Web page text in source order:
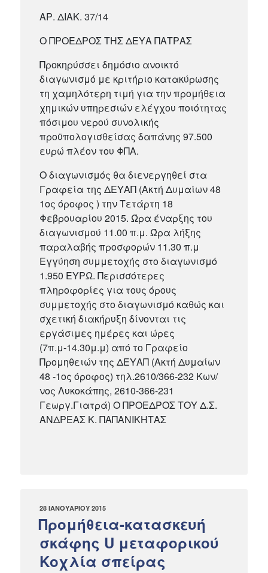
ΑΡ. ΔΙΑΚ. 37/14
Ο ΠΡΟΕΔΡΟΣ ΤΗΣ ΔΕΥΑ ΠΑΤΡΑΣ
Προκηρύσσει δημόσιο ανοικτό
διαγωνισμό με κριτήριο κατακύρωσης
τη χαμηλότερη τιμή για την προμήθεια
χημικών υπηρεσιών ελέγχου ποιότητας
πόσιμου νερού συνολικής
προϋπολογισθείσας δαπάνης 97.500
ευρώ πλέον του ΦΠΑ.
Ο διαγωνισμός θα διενεργηθεί στα
Γραφεία της ΔΕΥΑΠ (Ακτή Δυμαίων 48
1ος όροφος ) την Τετάρτη 18
Φεβρουαρίου 2015. Ώρα έναρξης του
διαγωνισμού 11.00 π.μ. Ώρα λήξης
παραλαβής προσφορών 11.30 π.μ
Εγγύηση συμμετοχής στο διαγωνισμό
1.950 ΕΥΡΩ. Περισσότερες
πληροφορίες για τους όρους
συμμετοχής στο διαγωνισμό καθώς και
σχετική διακήρυξη δίνονται τις
εργάσιμες ημέρες και ώρες
(7π.μ-14.30μ.μ) από το Γραφείο
Προμηθειών της ΔΕΥΑΠ (Ακτή Δυμαίων
48 -1ος όροφος) τηλ.2610/366-232 Κων/
νος Λυκοκάπης, 2610-366-231
Γεωργ.Γιατρά) Ο ΠΡΟΕΔΡΟΣ ΤΟΥ Δ.Σ.
ΑΝΔΡΕΑΣ Κ. ΠΑΠΑΝΙΚΗΤΑΣ
ΔΗΜΟΣΙΕΎΤΗΚΕ
28 ΙΑΝΟΥΑΡΊΟΥ 2015
Προμήθεια-κατασκευή
σκάφης U μεταφορικού
Κοχλία σπείρας